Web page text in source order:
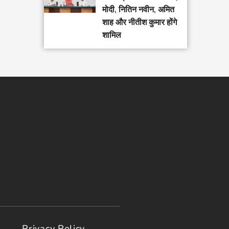
मोदी, नितिन नवीन, अमित
शाह और नीतीश कुमार होंगे
शामिल